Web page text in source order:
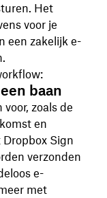
Het
voor je
een zakelijk e-
baan
zoals de
en
Dropbox Sign
verzonden
e-
met